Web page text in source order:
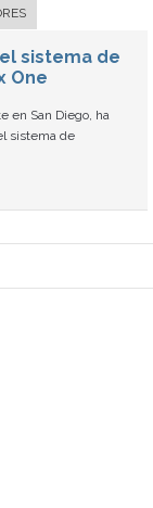
sistema de
One
en San Diego, ha
sistema de